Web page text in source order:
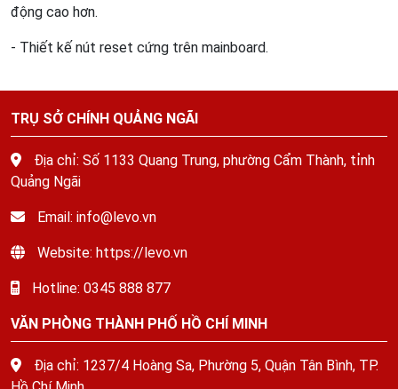
động cao hơn.
- Thiết kế nút reset cứng trên mainboard.
TRỤ SỞ CHÍNH QUẢNG NGÃI
Địa chỉ: Số 1133 Quang Trung, phường Cẩm Thành, tỉnh
Quảng Ngãi
Email: info@levo.vn
Website: https://levo.vn
Hotline: 0345 888 877
VĂN PHÒNG THÀNH PHỐ HỒ CHÍ MINH
Địa chỉ: 1237/4 Hoàng Sa, Phường 5, Quận Tân Bình, TP.